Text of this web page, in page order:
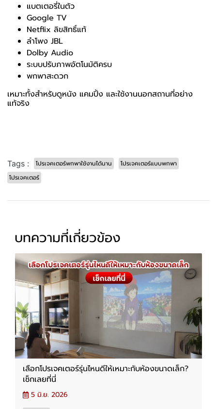
แบตเตอรี่ในตัว
Google TV
Netflix ลิขสิทธิ์แท้
ลำโพง JBL
Dolby Audio
ระบบปรับภาพอัตโนมัติครบ
พกพาสะดวก
เหมาะทั้งสำหรับดูหนัง แคมปิ้ง และใช้งานนอกสถานที่อย่าง
แท้จริง
Tags : โปรเจคเตอร์พกพาใช้งานได้นาน
โปรเจคเตอร์แบบพกพา
โปรเจคเตอร์
บทความที่เกี่ยวข้อง
เลือกโปรเจคเตอร์รุ่นไหนดีให้เหมาะกับห้องขนาดเล็ก?
เช็กเลยที่นี่
5 มิ.ย. 2026